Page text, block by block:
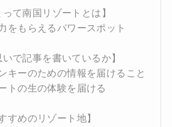
って南国リゾートとは】
をもらえるパワースポット
いで記事を書いているか】
キーのための情報を届けること
トの生の体験を届ける
すめのリゾート地】